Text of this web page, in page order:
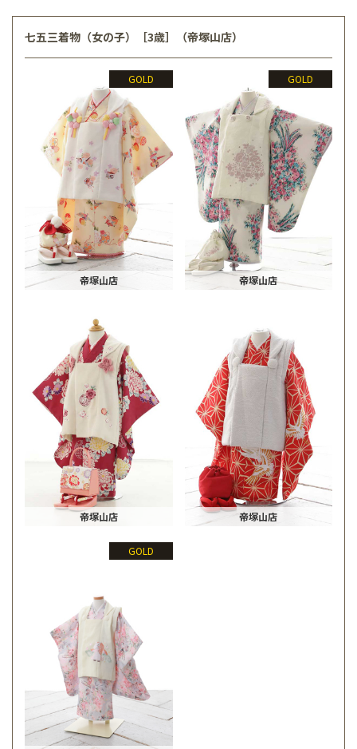
七五三着物（女の子）［3歳］（帝塚山店）
GOLD
帝塚山店
GOLD
帝塚山店
帝塚山店 帝塚山店
GOLD